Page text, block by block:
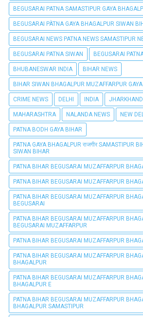
BEGUSARAI PATNA SAMASTIPUR GAYA
BEGUSARAI PÀTNA GAYA BHAGALPUR SIWAN
BEGUSARAI NEWS PATNA NEWS SAMASTIPUR
BEGUSARAI PATNA SIWAN BEGUSARAI
BHUBANESWAR INDIA BIHAR NEWS
BIHAR SIWAN BHAGALPUR MUZAFFARPUR
CRIME NEWS DELHI INDIA
MAHARASHTRA NALANDA NEWS NEW
PATNA BODH GAYA BIHAR
PATNA GAYA BHAGALPUR राजगीर SAMASTIPUR
SIWAN BIHAR
PATNA BIHAR BEGUSARAI MUZAFFARPUR
PATNA BIHAR BEGUSARAI MUZAFFARPUR
PATNA BIHAR BEGUSARAI MUZAFFARPUR
BEGUSARAI
PATNA BIHAR BEGUSARAI MUZAFFARPUR
BEGUSARAI MUZAFFARPUR
PATNA BIHAR BEGUSARAI MUZAFFARPUR
PATNA BIHAR BEGUSARAI MUZAFFARPUR
BHAGALPUR
PATNA BIHAR BEGUSARAI MUZAFFARPUR
BHAGALPUR E
PATNA BIHAR BEGUSARAI MUZAFFARPUR
BHAGALPUR SAMASTIPUR